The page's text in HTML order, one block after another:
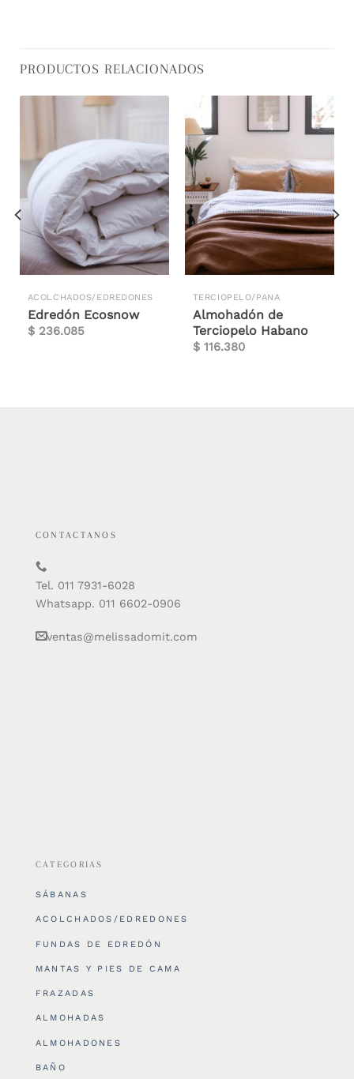
PRODUCTOS RELACIONADOS
ACOLCHADOS/EDREDONES
Edredón Ecosnow
$236.085
TERCIOPELO/PANA
Almohadón de
Terciopelo Habano
$116.380
CONTACTANOS
Tel. 011 7931-6028
Whatsapp. 011 6602-0906
ventas@melissadomit.com
CATEGORIAS
SÁBANAS
ACOLCHADOS/EDREDONES
FUNDAS DE EDREDÓN
MANTAS Y PIES DE CAMA
FRAZADAS
ALMOHADAS
ALMOHADONES
BAÑO